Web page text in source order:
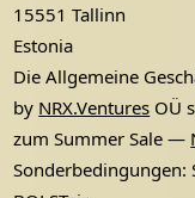
15551 Tallinn
Estonia
Die Allgemeine
by NRX.Ventures OÜ
zum Summer Sale —
Sonderbedingungen: